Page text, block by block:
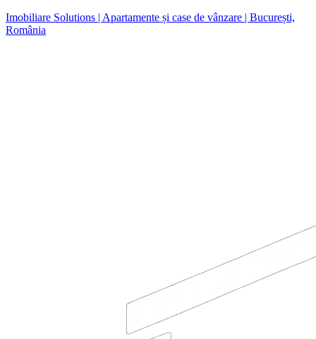
Imobiliare Solutions | Apartamente și case de vânzare | București,
România